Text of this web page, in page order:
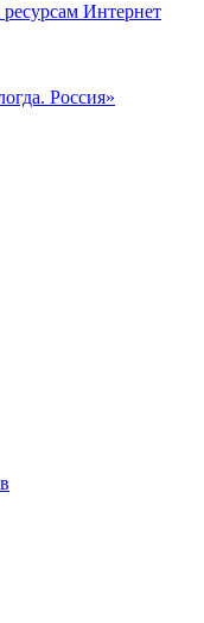
Интернет
Россия»